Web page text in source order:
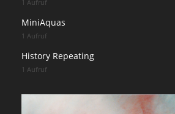
1 Aufruf
MiniAquas
1 Aufruf
History Repeating
1 Aufruf